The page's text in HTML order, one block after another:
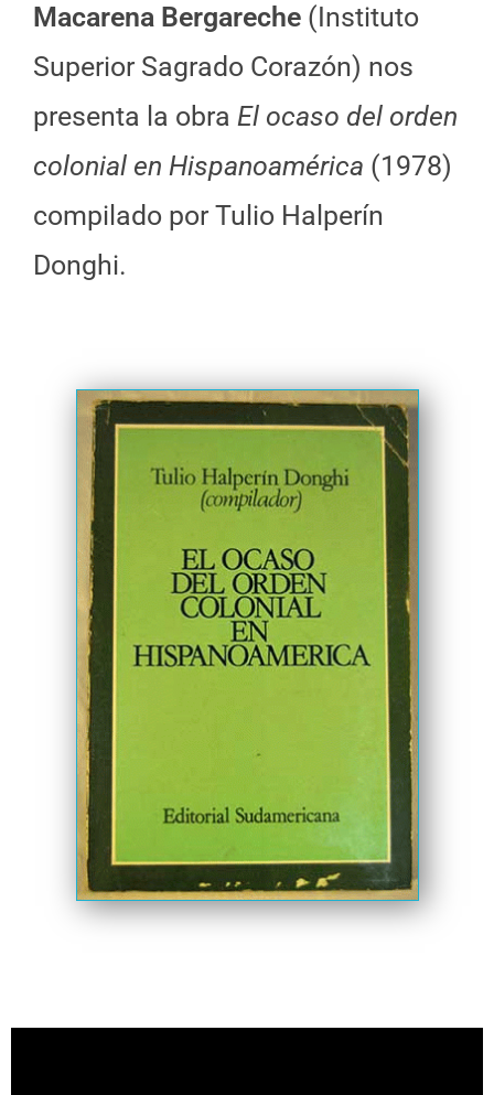
Macarena Bergareche (Instituto
Superior Sagrado Corazón) nos
presenta la obra El ocaso del orden
colonial en Hispanoamérica (1978)
compilado por Tulio Halperín
Donghi.